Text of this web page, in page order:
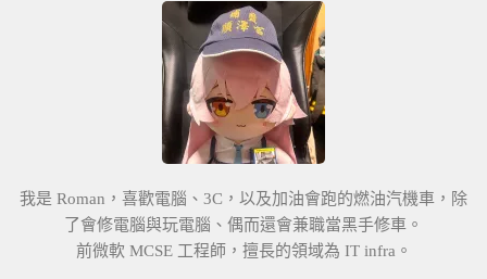
我是 Roman，喜歡電腦、3C，以及加油會跑的燃油汽機車，除
了會修電腦與玩電腦、偶而還會兼職當黑手修車。
前微軟 MCSE 工程師，擅長的領域為 IT infra。